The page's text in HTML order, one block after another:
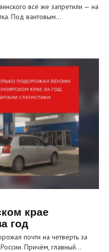
всё же запретили — на
Под вантовым…
крае
год
почти на четверть за
Причём, главный…